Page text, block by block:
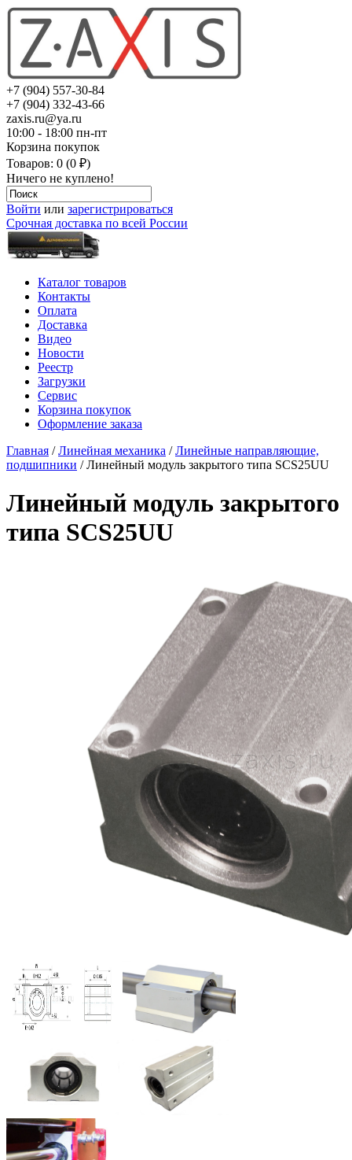
+7 (904) 557-30-84
+7 (904) 332-43-66
zaxis.ru@ya.ru
10:00 - 18:00 пн-пт
Корзина покупок
Товаров: 0 (0 ₽)
Ничего не куплено!
Войти или зарегистрироваться
Срочная доставка по всей России
Каталог товаров
Контакты
Оплата
Доставка
Видео
Новости
Реестр
Загрузки
Сервис
Корзина покупок
Оформление заказа
Главная /Линейная механика /Линейные направляющие,
подшипники / Линейный модуль закрытого типа SCS25UU
Линейный модуль закрытого
типа SCS25UU